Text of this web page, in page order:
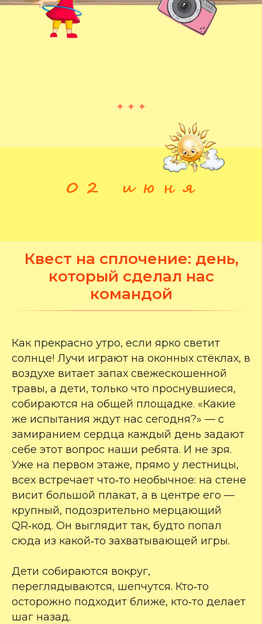
Квест на сплочение: день,
который сделал нас
командой
Как прекрасно утро, если ярко светит
солнце! Лучи играют на оконных стёклах, в
воздухе витает запах свежескошенной
травы, а дети, только что проснувшиеся,
собираются на общей площадке. «Какие
же испытания ждут нас сегодня?» — с
замиранием сердца каждый день задают
себе этот вопрос наши ребята. И не зря.
Уже на первом этаже, прямо у лестницы,
всех встречает что‑то необычное: на стене
висит большой плакат, а в центре его —
крупный, подозрительно мерцающий
QR‑код. Он выглядит так, будто попал
сюда из какой‑то захватывающей игры.
Дети собираются вокруг,
переглядываются, шепчутся. Кто‑то
осторожно подходит ближе, кто‑то делает
шаг назад.